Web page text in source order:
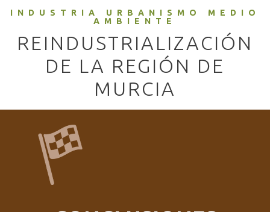
INDUSTRIA URBANISMO MEDIO
AMBIENTE
REINDUSTRIALIZACIÓN
DE LA REGIÓN DE
MURCIA